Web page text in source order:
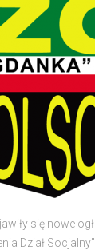
się nowe
Dział Socjalny”.